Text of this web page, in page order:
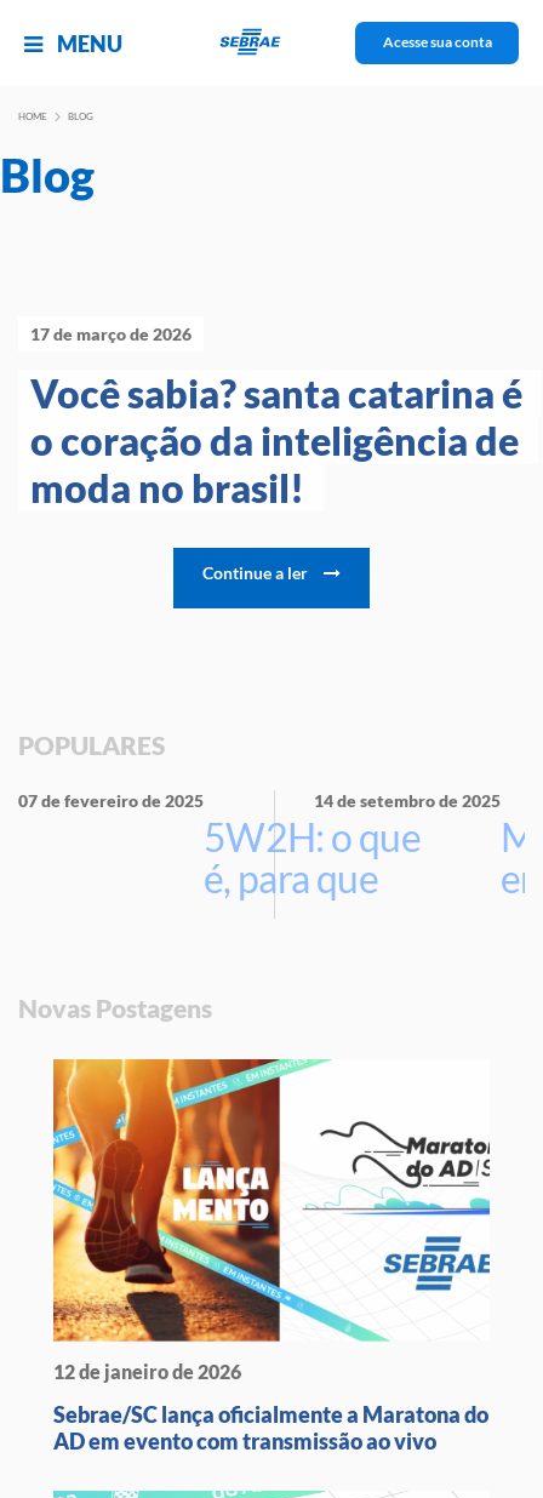
MENU Acesse sua conta
HOME BLOG
Blog
17 de março de 2026
Você sabia? santa catarina é
o coração da inteligência de
moda no brasil!
Continue a ler
POPULARES
07 de fevereiro de 2025
5W2H: o que
é, para que
serve e por
sua empresa
14 de setembro de 2025
Novas Postagens
12 de janeiro de 2026
Sebrae/SC lança oficialmente a Maratona do
AD em evento com transmissão ao vivo